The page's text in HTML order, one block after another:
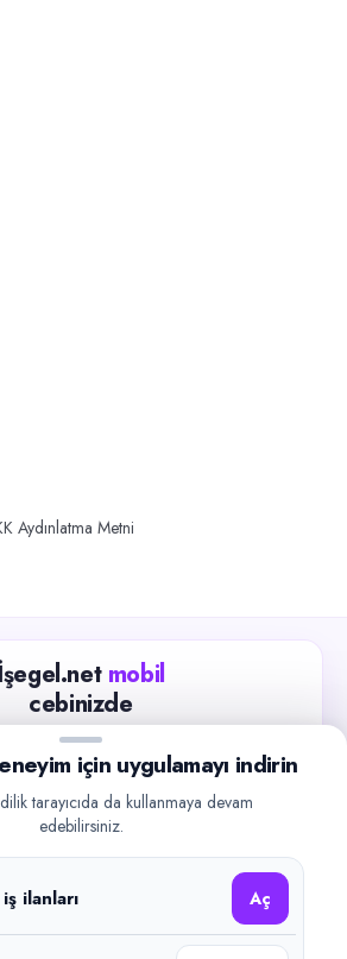
Aydınlatma Metni
mobil
cebinizde
takip edin, işverenlerle hızlıca
iletişime geçin.
Google Play
için uygulamayı indirin
tarayıcıda da kullanmaya devam
edebilirsiniz.
ilanları Aç